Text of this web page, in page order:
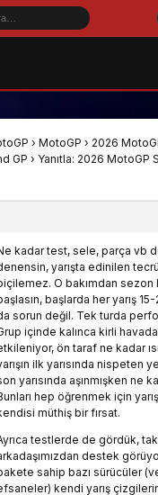
› MotoGP › 2026
GP › Yanıtla: 2026 MotoGP
kadar test, sele, parça vb
yarışta edinilen
O bakımdan sezon
başlarda her yarış
sorun değil. Tek turda
içinde kalınca kirli
ön taraf ne kadar
ilk yarısında nispeten
yarısında aşınmışken ne
hep öğrenmek için
müthiş bir fırsat.
testlerde de gördük,
destek
sahip bazı sürücüler
kendi yarış